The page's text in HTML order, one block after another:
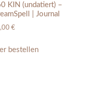
KIN (undatiert) –
| Journal
€
bestellen